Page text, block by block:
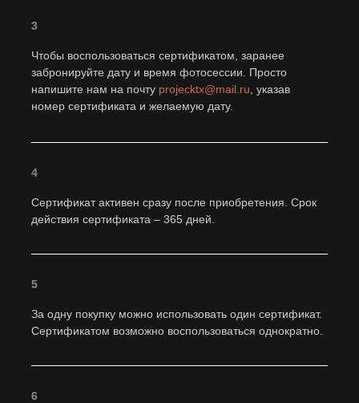
Растительные заросли перемещать
запрещено
Курение на территории запрещено
Сертификат активен сразу после приобретения. Срок
действия сертификата – 365 дней.
4
За одну покупку можно использовать один сертификат.
Сертификатом возможно воспользоваться однократно.
5
6
Чтобы воспользоваться сертификатом, заранее
забронируйте дату и время фотосессии. Просто
напишите нам на почту projecktx@mail.ru , указав
номер сертификата и желаемую дату.
3